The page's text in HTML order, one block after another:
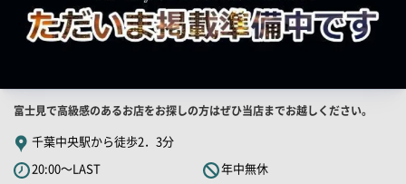
店
舗
PR
キ
富士見で高級感のあるお店をお探しの方はぜひ当店までお越しください。
千葉中央駅から徒歩2．3分
20:00～LAST
年中無休